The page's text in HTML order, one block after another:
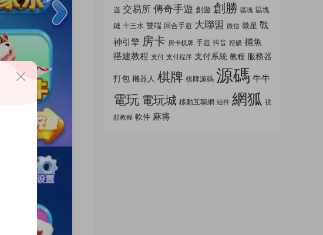
遊 交易所 傳奇手遊 創遊 創勝 區塊 區塊
鏈 十三水 雙端 回合手遊 大聯盟 微信 微星 戰
神引擎 房卡 房卡棋牌 手遊 抖音 挖礦 捕魚
搭建教程 支付 支付程序 支付系統 教程 服務器
打包 機器人 棋牌 棋牌源碼 源碼 牛牛
電玩 電玩城 移動互聯網 組件 網狐 視
頻教程 軟件 麻将